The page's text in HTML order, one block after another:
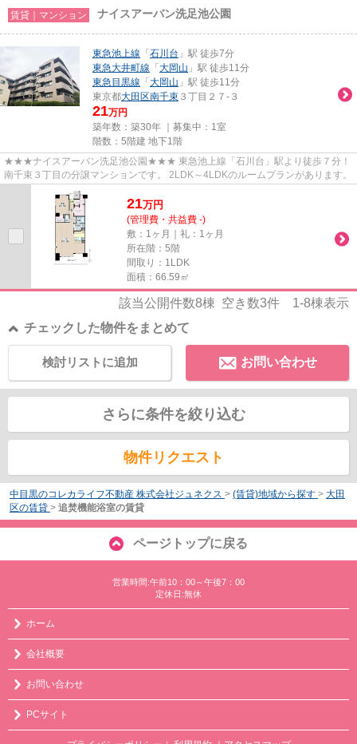
賃貸｜マンション ナイスアーバン洗足池公園
東急池上線 「 石川台 」駅 徒歩7分
東急大井町線 「 大岡山 」駅 徒歩11分
東急目黒線 「 大岡山 」駅 徒歩11分
東京都大田区南千束 ３丁目２７-３
21万円
築年数：築30年 ｜募集中： 1室
階数：5階建 地下1階
★★★ナイスアーバン洗足池公園★★★ 東急池上線「石川台」駅より徒歩７分！
南千束３丁目の分譲マンションです。 2LDK～4LDKのルームプランがあります。
21万円
(管理費・共益費 -)
敷：1ヶ月｜礼：1ヶ月
所在階：5階
間取り：1LDK
面積：66.59㎡
該当公開件数8棟 空き数3件 1-8棟表示
チェックした物件をまとめて
お問い合わせ
検討リストに追加
さらに条件を絞り込む
物件リクエスト
中目黒のコレカライフ不動産 株式会社ジュネクス > (賃貸)地域から探す > 大田
区の賃貸 > 追焚機能浴室の賃貸
ページトップに戻る
営業時間:午前10：00～午後7：00
定休日:無休
ホーム
会社概要
お問い合わせ
PCサイト